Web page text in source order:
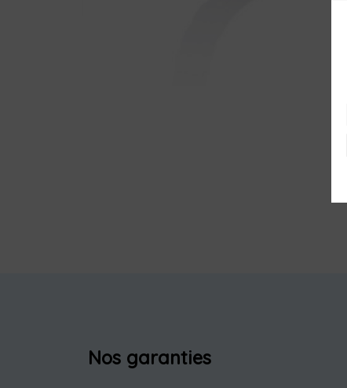
Nos garanties